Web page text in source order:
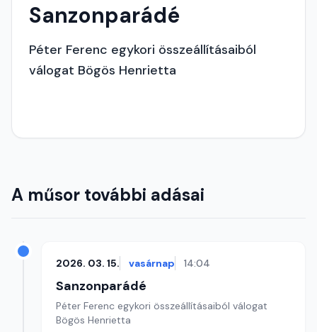
Sanzonparádé
Péter Ferenc egykori összeállításaiból
válogat Bögös Henrietta
A műsor további adásai
2026. 03. 15. vasárnap 14:04
Sanzonparádé
Péter Ferenc egykori összeállításaiból válogat
Bögös Henrietta